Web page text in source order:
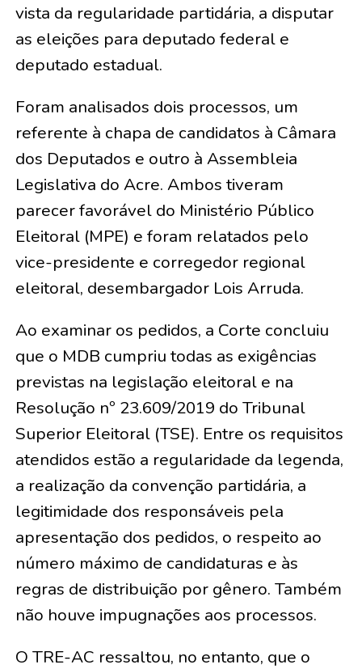
vista da regularidade partidária, a disputar
as eleições para deputado federal e
deputado estadual.
Foram analisados dois processos, um
referente à chapa de candidatos à Câmara
dos Deputados e outro à Assembleia
Legislativa do Acre. Ambos tiveram
parecer favorável do Ministério Público
Eleitoral (MPE) e foram relatados pelo
vice-presidente e corregedor regional
eleitoral, desembargador Lois Arruda.
Ao examinar os pedidos, a Corte concluiu
que o MDB cumpriu todas as exigências
previstas na legislação eleitoral e na
Resolução nº 23.609/2019 do Tribunal
Superior Eleitoral (TSE). Entre os requisitos
atendidos estão a regularidade da legenda,
a realização da convenção partidária, a
legitimidade dos responsáveis pela
apresentação dos pedidos, o respeito ao
número máximo de candidaturas e às
regras de distribuição por gênero. Também
não houve impugnações aos processos.
O TRE-AC ressaltou, no entanto, que o